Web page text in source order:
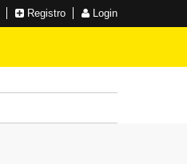
Registro Login